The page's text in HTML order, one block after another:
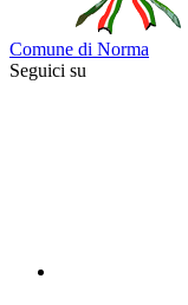
Comune di Norma
Seguici su